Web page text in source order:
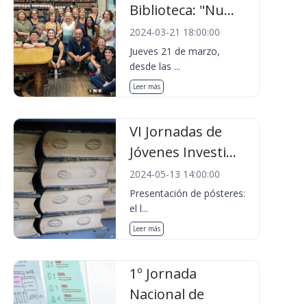
Biblioteca: "Nu...
2024-03-21 18:00:00
Jueves 21 de marzo,
desde las ...
Leer más
VI Jornadas de
Jóvenes Investi...
2024-05-13 14:00:00
Presentación de pósteres:
el l...
Leer más
1º Jornada
Nacional de